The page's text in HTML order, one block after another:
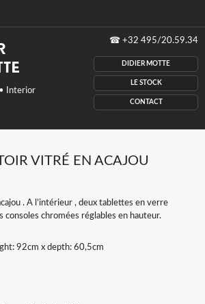
Interior
☎ +32 495/20.59.34
DIDIER MOTTE
LE STOCK
CONTACT
VITRÉ EN ACAJOU
. A l’intérieur , deux tablettes en verre
consoles chromées réglables en hauteur.
92cm x depth: 60,5cm